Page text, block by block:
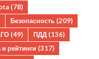
(78)
Безопасность (209)
(49) ПДД (136)
и рейтинги (317)